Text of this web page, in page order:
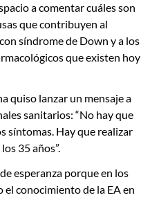
a comentar cuáles son
que contribuyen al
síndrome de Down y a los
que existen hoy
quiso lanzar un mensaje a
sanitarios: “No hay que
síntomas. Hay que realizar
35 años”.
esperanza porqueen los
conocimiento de la EA en